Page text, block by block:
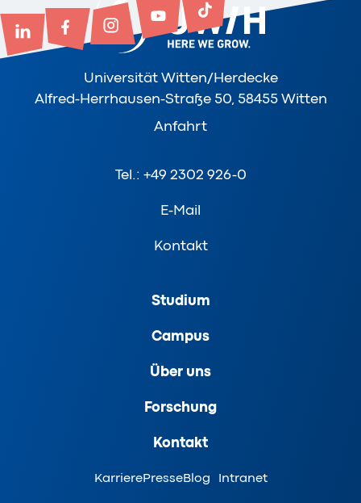
Universität Witten/Herdecke
Alfred-Herrhausen-Straße 50, 58455 Witten
Anfahrt
Tel.: +49 2302 926-0
E-Mail
Kontakt
Studium
Campus
Über uns
Forschung
Kontakt
KarrierePresseBlog Intranet